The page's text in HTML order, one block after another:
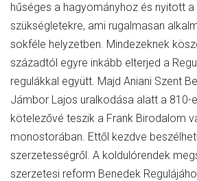
hűséges a hagyományhoz és nyitott
szükségletekre, ami rugalmasan
sokféle helyzetben. Mindezeknek
századtól egyre inkább elterjed a
regulákkal együtt. Majd Aniani Szent
Jámbor Lajos uralkodása alatt a 810-
kötelezővé teszik a Frank Birodalom
monostorában. Ettől kezdve
szerzetességről. A koldulórendek
szerzetesi reform Benedek